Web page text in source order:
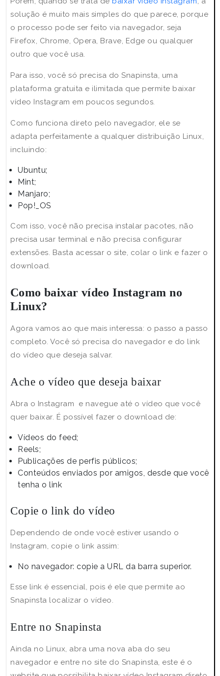
solução é muito mais simples do que parece, porque
o processo pode ser feito via navegador, seja
Firefox, Chrome, Opera, Brave, Edge ou qualquer
outro que você usa.
Para isso, você só precisa do Snapinsta, uma
plataforma gratuita e ilimitada que permite baixar
vídeo Instagram em poucos segundos.
Como funciona direto pelo navegador, ele se
adapta perfeitamente a qualquer distribuição Linux,
incluindo:
Ubuntu;
Mint;
Manjaro;
Pop!_OS
Com isso, você não precisa instalar pacotes, não
precisa usar terminal e não precisa configurar
extensões. Basta acessar o site, colar o link e fazer o
download.
Como baixar vídeo Instagram no
Linux?
Agora vamos ao que mais interessa: o passo a passo
completo. Você só precisa do navegador e do link
do vídeo que deseja salvar.
Ache o vídeo que deseja baixar
Abra o Instagram e navegue até o vídeo que você
quer baixar. É possível fazer o download de:
Vídeos do feed;
Reels;
Publicações de perfis públicos;
Conteúdos enviados por amigos, desde que você
tenha o link
Copie o link do vídeo
Dependendo de onde você estiver usando o
Instagram, copie o link assim:
No navegador: copie a URL da barra superior.
Esse link é essencial, pois é ele que permite ao
Snapinsta localizar o vídeo.
Entre no Snapinsta
Ainda no Linux, abra uma nova aba do seu
navegador e entre no site do Snapinsta, este é o